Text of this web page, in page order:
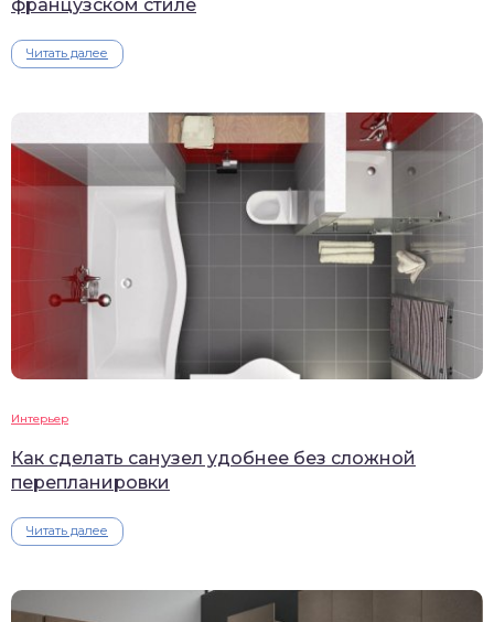
французском стиле
Читать далее
Интерьер
Как сделать санузел удобнее без сложной
перепланировки
Читать далее